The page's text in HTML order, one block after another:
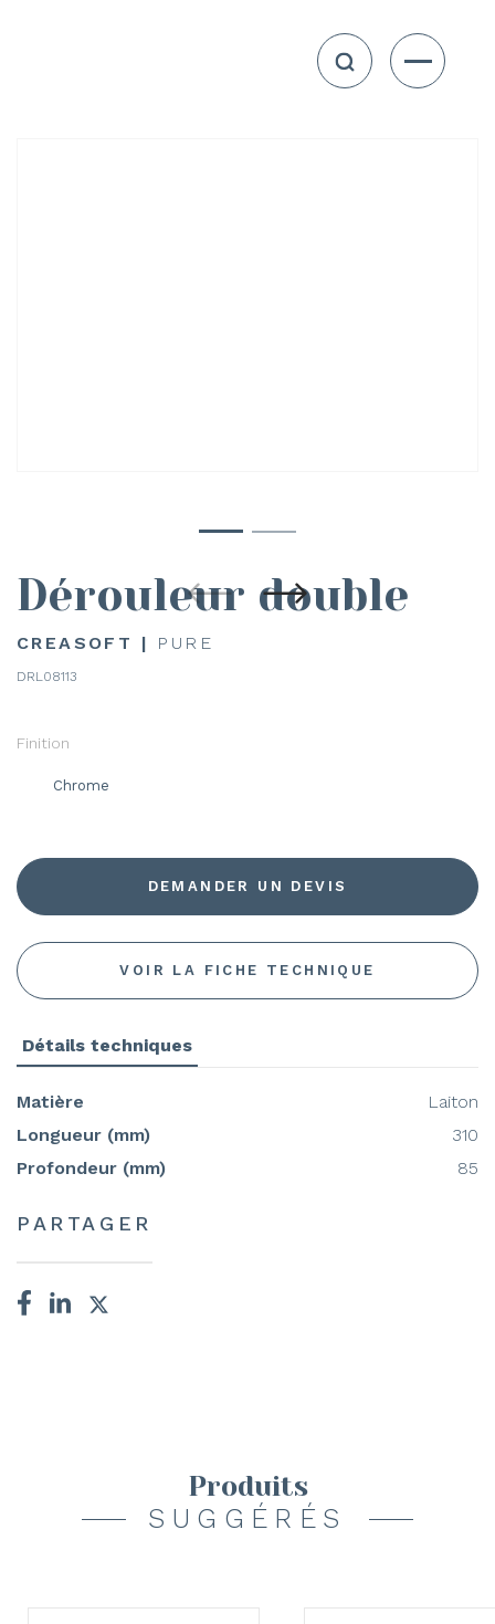
Dérouleur double
CREASOFT | PURE
DRL08113
Finition
Chrome
DEMANDER UN DEVIS
VOIR LA FICHE TECHNIQUE
Détails techniques
Matière
Laiton
Longueur (mm)
310
Profondeur (mm)
85
PARTAGER
Produits
SUGGÉRÉS